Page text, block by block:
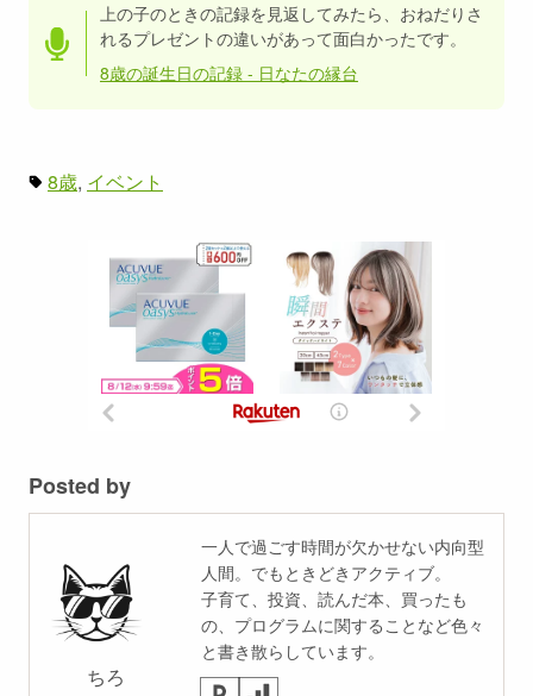
上の子のときの記録を見返してみたら、おねだりさ
れるプレゼントの違いがあって面白かったです。
8歳の誕生日の記録 - 日なたの縁台
8歳 イベント
Posted by
ちろ
一人で過ごす時間が欠かせない内向型
人間。でもときどきアクティブ。
子育て、投資、読んだ本、買ったも
の、プログラムに関することなど色々
と書き散らしています。